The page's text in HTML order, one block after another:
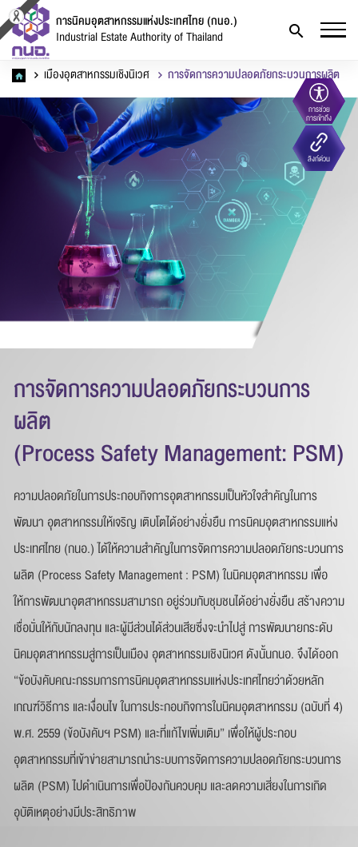
การนิคมอุตสาหกรรมแห่งประเทศไทย (กนอ.)
Industrial Estate Authority of Thailand
การช่วย
การเข้าถึง
ลิงก์ด่วน
เมืองอุตสาหกรรมเชิงนิเวศ การจัดการความปลอดภัยกระบวนการผลิต
การจัดการความปลอดภัยกระบวนการ
ผลิต
(Process Safety Management: PSM)
ความปลอดภัยในการประกอบกิจการอุตสาหกรรมเป็นหัวใจสำคัญในการ
พัฒนา อุตสาหกรรมให้เจริญ เติบโตได้อย่างยั่งยืน การนิคมอุตสาหกรรมแห่ง
ประเทศไทย (กนอ.) ได้ให้ความสำคัญในการจัดการความปลอดภัยกระบวนการ
ผลิต (Process Safety Management : PSM) ในนิคมอุตสาหกรรม เพื่อ
ให้การพัฒนาอุตสาหกรรมสามารถ อยู่ร่วมกับชุมชนได้อย่างยั่งยืน สร้างความ
เชื่อมั่นให้กับนักลงทุน และผู้มีส่วนได้ส่วนเสียซึ่งจะนำไปสู่ การพัฒนายกระดับ
นิคมอุตสาหกรรมสู่การเป็นเมือง อุตสาหกรรมเชิงนิเวศ ดังนั้นกนอ. จึงได้ออก
“ข้อบังคับคณะกรรมการการนิคมอุตสาหกรรมแห่งประเทศไทยว่าด้วยหลัก
เกณฑ์วิธีการ และเงื่อนไข ในการประกอบกิจการในนิคมอุตสาหกรรม (ฉบับที่ 4)
พ.ศ. 2559 (ข้อบังคับฯ PSM) และที่แก้ไขเพิ่มเติม” เพื่อให้ผู้ประกอบ
อุตสาหกรรมที่เข้าข่ายสามารถนำระบบการจัดการความปลอดภัยกระบวนการ
ผลิต (PSM) ไปดำเนินการเพื่อป้องกันควบคุม และลดความเสี่ยงในการเกิด
อุบัติเหตุอย่างมีประสิทธิภาพ
แบบฟอร์มการติดต่อ
ชื่อ*
นามสกุล*
เบอร์โทรศัพท์*
อีเมล*
ข้อความ*